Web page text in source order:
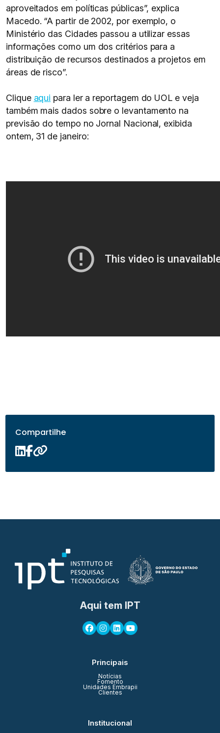
aproveitados em políticas públicas”, explica
Macedo. “A partir de 2002, por exemplo, o
Ministério das Cidades passou a utilizar essas
informações como um dos critérios para a
distribuição de recursos destinados a projetos em
áreas de risco”.
Clique aqui para ler a reportagem do UOL e veja
também mais dados sobre o levantamento na
previsão do tempo no Jornal Nacional, exibida
ontem, 31 de janeiro:
Compartilhe
Aqui tem IPT
Principais
Notícias
Fomento
Unidades Embrapii
Clientes
Institucional